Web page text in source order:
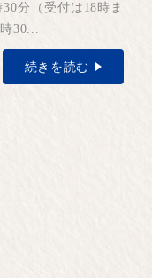
分（受付は18時ま
30...
続きを読む